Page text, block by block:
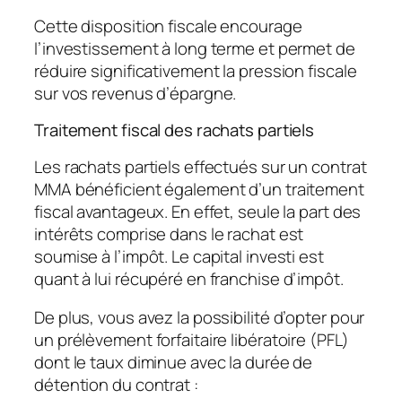
Cette disposition fiscale encourage
l’investissement à long terme et permet de
réduire significativement la pression fiscale
sur vos revenus d’épargne.
Traitement fiscal des rachats partiels
Les rachats partiels effectués sur un contrat
MMA bénéficient également d’un traitement
fiscal avantageux. En effet, seule la part des
intérêts comprise dans le rachat est
soumise à l’impôt. Le capital investi est
quant à lui récupéré en franchise d’impôt.
De plus, vous avez la possibilité d’opter pour
un prélèvement forfaitaire libératoire (PFL)
dont le taux diminue avec la durée de
détention du contrat :